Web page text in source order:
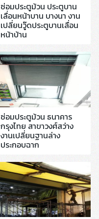
ซ่อมประตูม้วน ประตูบาน
เลื่อนหน้าบาน บางนา งาน
เปลี่ยนวู๊ดประตูบานเลื่อน
หน้าบ้าน
ซ่อมประตูม้วน ธนาคาร
กรุงไทย สาขาวงศ์สว่าง
งานเปลี่ยนฐานล่าง
ประกอบฉาก